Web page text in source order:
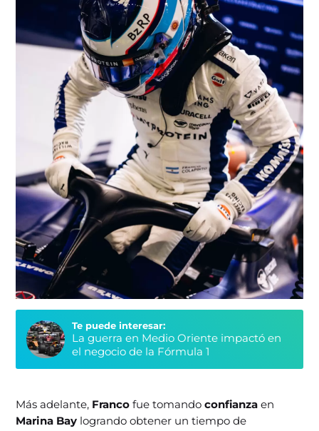
Te puede interesar:
La guerra en Medio Oriente impactó en
el negocio de la Fórmula 1
Más adelante, Francofue tomandoconfianzaen
Marina Bay logrando obtener un tiempo de